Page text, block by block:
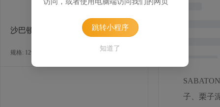
沙巴顿栗子膏
规格: 12罐×1千克 / 箱
子、栗子
跳转小程序
知道了